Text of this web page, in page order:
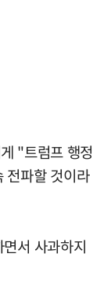
"트럼프 행정
전파할 것이라
서 사과하지